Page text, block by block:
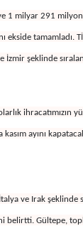
1 milyar 291
ekside
şeklinde
ihracatımızın
ayını
ve Irak şeklinde
belirtti. Gültepe,